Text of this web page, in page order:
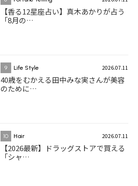
【香る12星座占い】真木あかりが占う
「8月の…
9 Life Style 2026.07.11
40歳をむかえる田中みな実さんが美容
のために…
10 Hair 2026.07.11
【2026最新】ドラッグストアで買える
「シャ…